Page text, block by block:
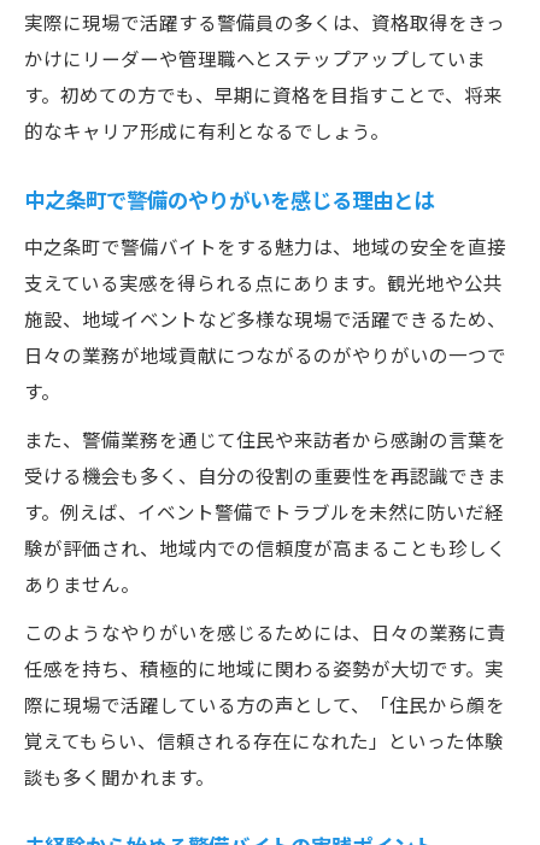
中之条町で安心して警備を始めるポイント
警備バイトを安全に始めるための事前準備
とは
中之条町で警備員を始める際の確認事項ま
健康状態や経歴確認で安心して働く方法
警備バイト求人選びで重視すべきポイント
現実的な視点で警備職キャリアを考える
キャリアアップを見据えた警備業の選択肢
警備職で長く働くために必要なスキルとは
現実的な年収アップを狙うキャリア設計術
警備業界で将来性を高めるための実践策
実際に現場で活躍する警備員の多くは、資格取得をきっ
かけにリーダーや管理職へとステップアップしていま
す。初めての方でも、早期に資格を目指すことで、将来
的なキャリア形成に有利となるでしょう。
中之条町で警備のやりがいを感じる理由とは
中之条町で警備バイトをする魅力は、地域の安全を直接
支えている実感を得られる点にあります。観光地や公共
施設、地域イベントなど多様な現場で活躍できるため、
日々の業務が地域貢献につながるのがやりがいの一つで
す。
また、警備業務を通じて住民や来訪者から感謝の言葉を
受ける機会も多く、自分の役割の重要性を再認識できま
す。例えば、イベント警備でトラブルを未然に防いだ経
験が評価され、地域内での信頼度が高まることも珍しく
ありません。
このようなやりがいを感じるためには、日々の業務に責
任感を持ち、積極的に地域に関わる姿勢が大切です。実
際に現場で活躍している方の声として、「住民から顔を
覚えてもらい、信頼される存在になれた」といった体験
談も多く聞かれます。